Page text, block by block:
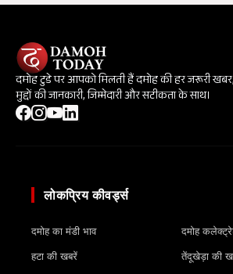
दमोह टुडे पर आपको मिलती हैं दमोह की हर जरूरी
मुद्दों की जानकारी, जिम्मेदारी और सटीकता के साथ।
लोकप्रिय कीवर्ड्स
दमोह का मंडी भाव
हटा की खबरें
दमोह
तेंदूखेड़ा की